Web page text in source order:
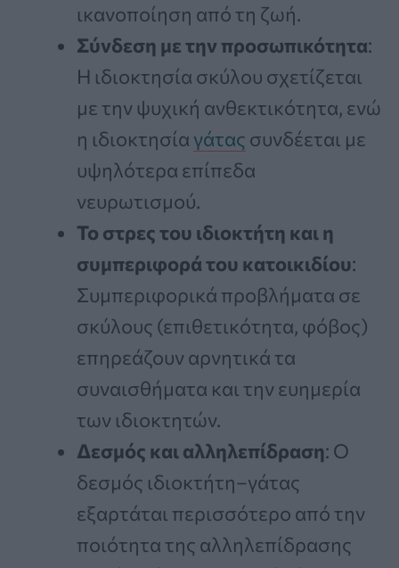
ικανοποίηση από τη ζωή.
Σύνδεση με την προσωπικότητα:
Η ιδιοκτησία σκύλου σχετίζεται
με την ψυχική ανθεκτικότητα, ενώ
η ιδιοκτησία γάτας συνδέεται με
υψηλότερα επίπεδα
νευρωτισμού.
Το στρες του ιδιοκτήτη και η
συμπεριφορά του κατοικιδίου:
Συμπεριφορικά προβλήματα σε
σκύλους (επιθετικότητα, φόβος)
επηρεάζουν αρνητικά τα
συναισθήματα και την ευημερία
των ιδιοκτητών.
Δεσμός και αλληλεπίδραση: Ο
δεσμός ιδιοκτήτη–γάτας
εξαρτάται περισσότερο από την
ποιότητα της αλληλεπίδρασης